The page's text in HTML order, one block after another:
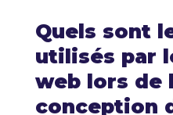
Quels sont
utilisés par
web lors de
conception